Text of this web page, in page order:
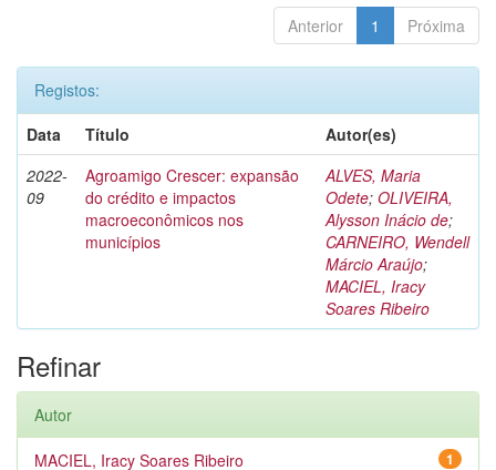
Anterior 1 Próxima
Registos:
Data
Título
Autor(es)
2022-
09
Agroamigo Crescer: expansão
do crédito e impactos
macroeconômicos nos
municípios
ALVES, Maria
Odete; OLIVEIRA,
Alysson Inácio de;
CARNEIRO, Wendell
Márcio Araújo;
MACIEL, Iracy
Soares Ribeiro
Refinar
Autor
1
MACIEL, Iracy Soares Ribeiro